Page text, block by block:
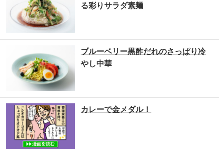
る彩りサラダ素麺
ブルーベリー黒酢だれのさっぱり冷
やし中華
カレーで金メダル！